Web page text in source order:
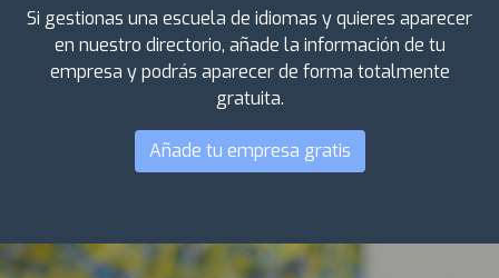
Si gestionas una escuela de idiomas y quieres aparecer
en nuestro directorio, añade la información de tu
empresa y podrás aparecer de forma totalmente
gratuita.
Añade tu empresa gratis